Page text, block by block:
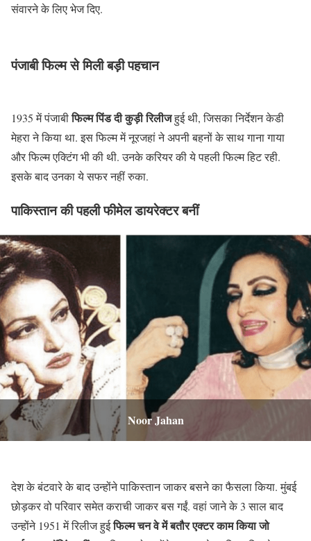
संवारने के लिए भेज दिए.
पंजाबी फिल्म से मिली बड़ी पहचान
1935 में पंजाबीफिल्म पिंड दी कुड़ी रिलीजहुई थी, जिसका निर्देशन केडी
मेहरा ने किया था. इस फिल्म में नूरजहां ने अपनी बहनों के साथ गाना गाया
और फिल्म एक्टिंग भी की थी. उनके करियर की ये पहली फिल्म हिट रही.
इसके बाद उनका ये सफर नहीं रुका.
पाकिस्तान की पहली फीमेल डायरेक्टर बनीं
Noor Jahan
देश के बंटवारे के बाद उन्होंने पाकिस्तान जाकर बसने का फैसला किया. मुंबई
छोड़कर वो परिवार समेत कराची जाकर बस गईं. वहां जाने के 3 साल बाद
उन्होंने 1951 में रिलीज हुईफिल्म चन वे में बतौर एक्टर काम किया जो